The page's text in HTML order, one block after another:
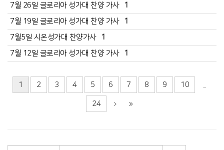
7월 26일 글로리아 성가대 찬양 가사
1
7월 19일 글로리아 성가대 찬양 가사
1
7월5일 시온성가대 찬양가사
1
7월 12일 글로리아 성가대 찬양 가사
1
1 2 3 4 5 6 7 8 9 10 ...
24